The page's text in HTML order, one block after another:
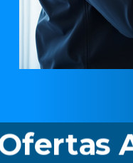
Aire